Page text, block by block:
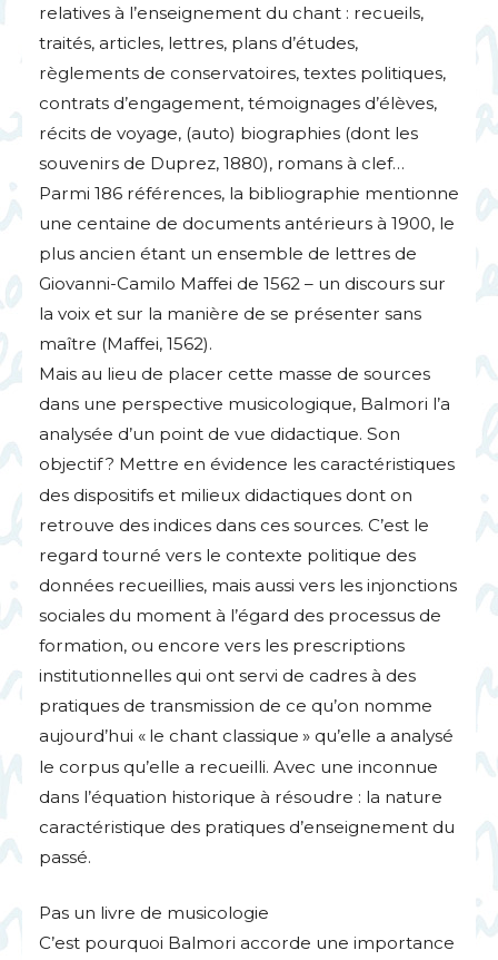
relatives à l’enseignement du chant : recueils,
traités, articles, lettres, plans d’études,
règlements de conservatoires, textes politiques,
contrats d’engagement, témoignages d’élèves,
récits de voyage, (auto) biographies (dont les
souvenirs de Duprez, 1880), romans à clef…
Parmi 186 références, la bibliographie mentionne
une centaine de documents antérieurs à 1900, le
plus ancien étant un ensemble de lettres de
Giovanni-Camilo Maffei de 1562 – un discours sur
la voix et sur la manière de se présenter sans
maître (Maffei, 1562).
Mais au lieu de placer cette masse de sources
dans une perspective musicologique, Balmori l’a
analysée d’un point de vue didactique. Son
objectif? Mettre en évidence les caractéristiques
des dispositifs et milieux didactiques dont on
retrouve des indices dans ces sources. C’est le
regard tourné vers le contexte politique des
données recueillies, mais aussi vers les injonctions
sociales du moment à l’égard des processus de
formation, ou encore vers les prescriptions
institutionnelles qui ont servi de cadres à des
pratiques de transmission de ce qu’on nomme
aujourd’hui « le chant classique » qu’elle a analysé
le corpus qu’elle a recueilli. Avec une inconnue
dans l’équation historique à résoudre : la nature
caractéristique des pratiques d’enseignement du
passé.
Pas un livre de musicologie
C’est pourquoi Balmori accorde une importance